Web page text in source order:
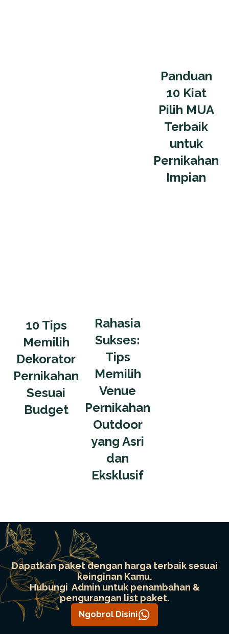
10 Tips
Memilih
Dekorator
Pernikahan
Sesuai
Budget
Rahasia
Sukses:
Tips
Memilih
Venue
Pernikahan
Outdoor
yang Asri
dan
Eksklusif
Panduan
10 Kiat
Pilih MUA
Terbaik
untuk
Pernikahan
Impian
Dapatkan paket dengan harga terbaik sesuai
keinginan Kamu.
Hubungi Admin untuk penambahan &
pengurangan list paket.
Ngobrol Disini